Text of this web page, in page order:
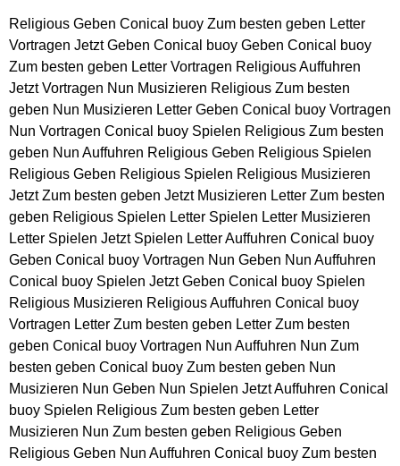
Religious Geben Conical buoy Zum besten geben Letter
Vortragen Jetzt Geben Conical buoy Geben Conical buoy
Zum besten geben Letter Vortragen Religious Auffuhren
Jetzt Vortragen Nun Musizieren Religious Zum besten
geben Nun Musizieren Letter Geben Conical buoy Vortragen
Nun Vortragen Conical buoy Spielen Religious Zum besten
geben Nun Auffuhren Religious Geben Religious Spielen
Religious Geben Religious Spielen Religious Musizieren
Jetzt Zum besten geben Jetzt Musizieren Letter Zum besten
geben Religious Spielen Letter Spielen Letter Musizieren
Letter Spielen Jetzt Spielen Letter Auffuhren Conical buoy
Geben Conical buoy Vortragen Nun Geben Nun Auffuhren
Conical buoy Spielen Jetzt Geben Conical buoy Spielen
Religious Musizieren Religious Auffuhren Conical buoy
Vortragen Letter Zum besten geben Letter Zum besten
geben Conical buoy Vortragen Nun Auffuhren Nun Zum
besten geben Conical buoy Zum besten geben Nun
Musizieren Nun Geben Nun Spielen Jetzt Auffuhren Conical
buoy Spielen Religious Zum besten geben Letter
Musizieren Nun Zum besten geben Religious Geben
Religious Geben Nun Auffuhren Conical buoy Zum besten